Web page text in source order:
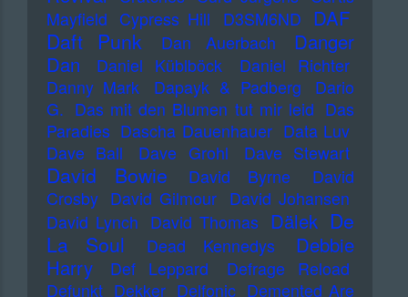
Mayfield Cypress Hill D3SM6ND DAF
Daft Punk Dan Auerbach
Danger
Dan
Daniel Küblböck
Daniel Richter
Danny Mark
Dapayk & Padberg
Dario
G. Das mit den Blumen tut mir leid Das
Paradies Dascha Dauenhauer Data Luv
Dave Ball
Dave Grohl Dave Stewart
David Bowie David Byrne
David
Crosby David Gilmour David Johansen
David Lynch David Thomas Dälek De
La Soul
Dead Kennedys
Debbie
Harry
Def Leppard
Defrage Reload
Defunkt Dekker Delfonic Demented Are